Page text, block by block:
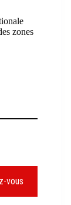
zones
vous